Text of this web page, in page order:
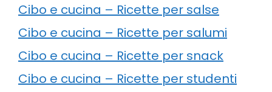
Cibo e cucina – Ricette per salse
Cibo e cucina – Ricette per salumi
Cibo e cucina – Ricette per snack
Cibo e cucina – Ricette per studenti